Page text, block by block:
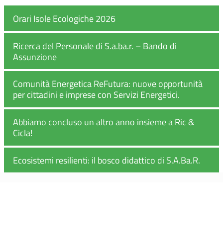
Orari Isole Ecologiche 2026
Ricerca del Personale di S.a.ba.r. – Bando di
Assunzione
Comunità Energetica ReFutura: nuove opportunità
per cittadini e imprese con Servizi Energetici.
Abbiamo concluso un altro anno insieme a Ric &
Cicla!
Ecosistemi resilienti: il bosco didattico di S.A.Ba.R.